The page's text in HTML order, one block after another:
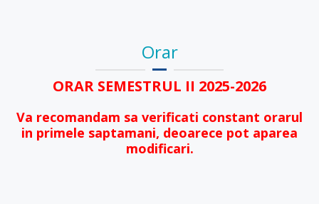
Orar
ORAR SEMESTRUL II 2025-2026
Va recomandam sa verificati constant orarul
in primele saptamani, deoarece pot aparea
modificari.